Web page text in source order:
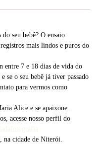
seu bebê? O ensaio
mais lindos e puros do
entre 7 e 18 dias de vida do
se o seu bebê já tiver passado
para vermos como
Alice e se apaixone.
acesse nosso perfil do
na cidade de Niterói.